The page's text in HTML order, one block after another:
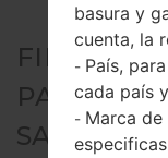
PARA SM-
basura y
cuenta, la
- País,
cada país
- Marca